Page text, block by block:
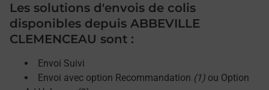
Les solutions d'envois de colis
disponibles depuis ABBEVILLE
CLEMENCEAU sont :
Envoi Suivi
Envoi avec option Recommandation (1) ou Option